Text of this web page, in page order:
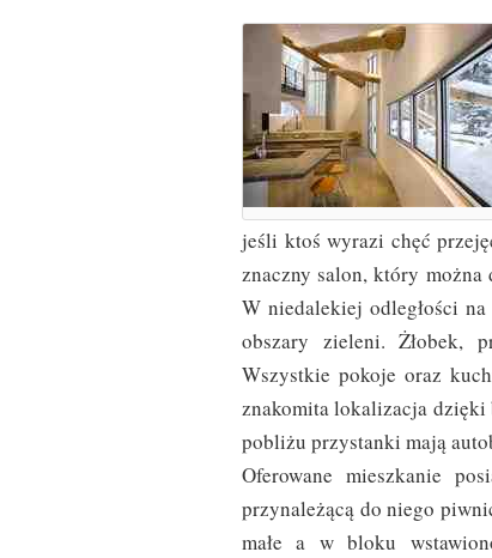
jeśli ktoś wyrazi chęć
znaczny salon, który można
W niedalekiej odległości
obszary zieleni. Żłobek,
Wszystkie pokoje oraz
znakomita lokalizacja
pobliżu przystanki mają
Oferowane mieszkanie
przynależącą do niego
małe a w bloku